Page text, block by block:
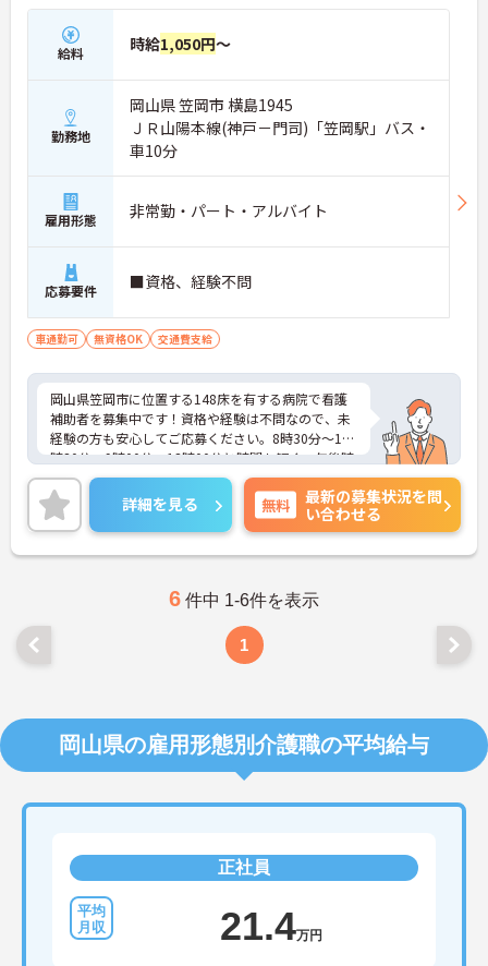
給料 時給1,050円～
勤務地
岡山県 笠岡市 横島1945
ＪＲ山陽本線(神戸－門司)「笠岡駅」バス・
車10分
雇用形態 非常勤・パート・アルバイト
応募要件 ■資格、経験不問
車通勤可 無資格OK 交通費支給
岡山県笠岡市に位置する148床を有する病院で看護
補助者を募集中です！資格や経験は不問なので、未
経験の方も安心してご応募ください。8時30分～12
時30分、9時00分～13時00分と時間も短く、午後時
間を有効活用出来、プライベートとの両立もしやす
い環境です。地域医療に貢献できるやりがいのある
お仕事にチャレンジしてみませんか？ご興味のある
方には、面接対策ポイントなど、さらに詳細をお話
ししますのでお気軽にご相談ください！
詳細を見る 無料
最新の募集状況を問
い合わせる
6 件中 1-6件を表示
1
岡山県の雇用形態別介護職の平均給与
正社員
21.4万円